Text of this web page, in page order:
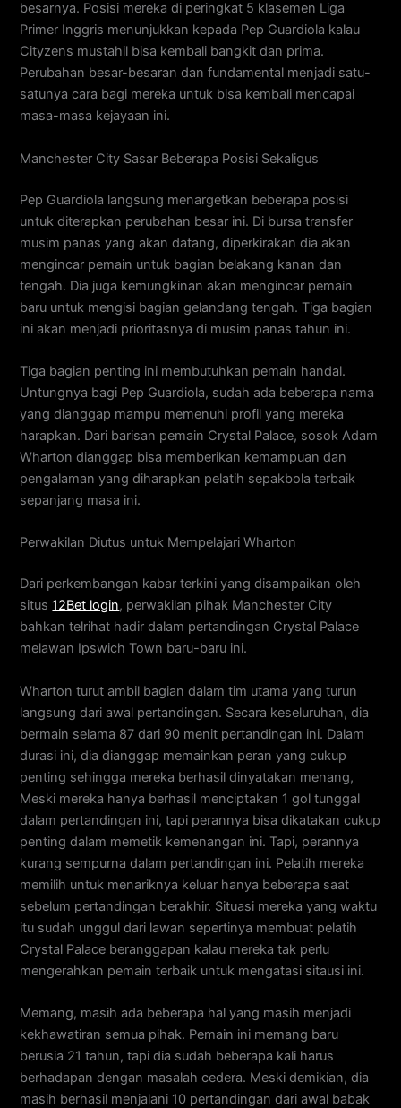
besarnya. Posisi mereka di peringkat 5 klasemen Liga
Primer Inggris menunjukkan kepada Pep Guardiola kalau
Cityzens mustahil bisa kembali bangkit dan prima.
Perubahan besar-besaran dan fundamental menjadi satu-
satunya cara bagi mereka untuk bisa kembali mencapai
masa-masa kejayaan ini.
Manchester City Sasar Beberapa Posisi Sekaligus
Pep Guardiola langsung menargetkan beberapa posisi
untuk diterapkan perubahan besar ini. Di bursa transfer
musim panas yang akan datang, diperkirakan dia akan
mengincar pemain untuk bagian belakang kanan dan
tengah. Dia juga kemungkinan akan mengincar pemain
baru untuk mengisi bagian gelandang tengah. Tiga bagian
ini akan menjadi prioritasnya di musim panas tahun ini.
Tiga bagian penting ini membutuhkan pemain handal.
Untungnya bagi Pep Guardiola, sudah ada beberapa nama
yang dianggap mampu memenuhi profil yang mereka
harapkan. Dari barisan pemain Crystal Palace, sosok Adam
Wharton dianggap bisa memberikan kemampuan dan
pengalaman yang diharapkan pelatih sepakbola terbaik
sepanjang masa ini.
Perwakilan Diutus untuk Mempelajari Wharton
Dari perkembangan kabar terkini yang disampaikan oleh
situs12Bet login, perwakilan pihak Manchester City
bahkan telrihat hadir dalam pertandingan Crystal Palace
melawan Ipswich Town baru-baru ini.
Wharton turut ambil bagian dalam tim utama yang turun
langsung dari awal pertandingan. Secara keseluruhan, dia
bermain selama 87 dari 90 menit pertandingan ini. Dalam
durasi ini, dia dianggap memainkan peran yang cukup
penting sehingga mereka berhasil dinyatakan menang,
Meski mereka hanya berhasil menciptakan 1 gol tunggal
dalam pertandingan ini, tapi perannya bisa dikatakan cukup
penting dalam memetik kemenangan ini. Tapi, perannya
kurang sempurna dalam pertandingan ini. Pelatih mereka
memilih untuk menariknya keluar hanya beberapa saat
sebelum pertandingan berakhir. Situasi mereka yang waktu
itu sudah unggul dari lawan sepertinya membuat pelatih
Crystal Palace beranggapan kalau mereka tak perlu
mengerahkan pemain terbaik untuk mengatasi sitausi ini.
Memang, masih ada beberapa hal yang masih menjadi
kekhawatiran semua pihak. Pemain ini memang baru
berusia 21 tahun, tapi dia sudah beberapa kali harus
berhadapan dengan masalah cedera. Meski demikian, dia
masih berhasil menjalani 10 pertandingan dari awal babak